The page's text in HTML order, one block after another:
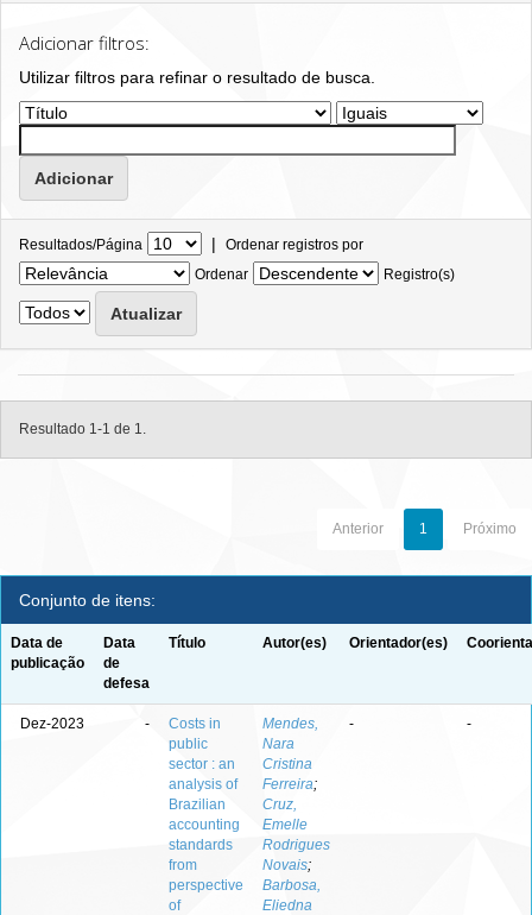
Adicionar filtros:
Utilizar filtros para refinar o resultado de busca.
Resultados/Página | Ordenar registros por
Ordenar
Registro(s)
Resultado 1-1 de 1.
Anterior 1 Próximo
Conjunto de itens:
Data de
publicação
Data
de
defesa
Título Autor(es) Orientador(es)
Dez-2023 -
Costs in
public
sector : an
analysis of
Brazilian
accounting
standards
from
perspective
of
Mendes,
Nara
Cristina
Ferreira;
Cruz,
Emelle
Rodrigues
Novais;
Barbosa,
Eliedna
- -